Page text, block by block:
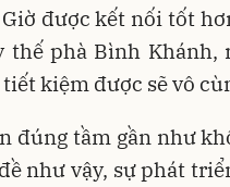
được kết nối tốt
thế phà Bình
kiệm được sẽ vô
đúng tầm gần như
như vậy, sự phát